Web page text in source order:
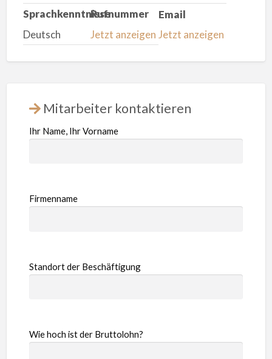
Sprachkenntnisse
Deutsch
Rufnummer
Jetzt anzeigen
Email
Jetzt anzeigen
Mitarbeiter kontaktieren
Ihr Name, Ihr Vorname
Firmenname
Standort der Beschäftigung
Wie hoch ist der Bruttolohn?